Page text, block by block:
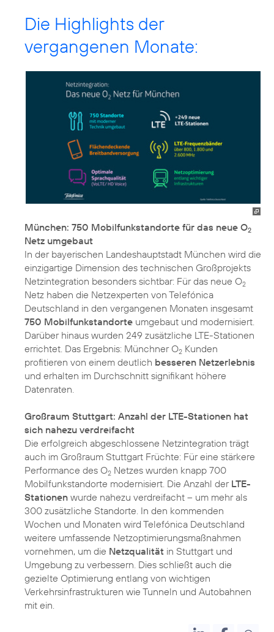
Die Highlights der
vergangenen Monate:
München: 750 Mobilfunkstandorte für das neue O2
Netz umgebaut
In der bayerischen Landeshauptstadt München wird die
einzigartige Dimension des technischen Großprojekts
Netzintegration besonders sichtbar: Für das neue O2
Netz haben die Netzexperten von Telefónica
Deutschland in den vergangenen Monaten insgesamt
750 Mobilfunkstandorte umgebaut und modernisiert.
Darüber hinaus wurden 249 zusätzliche LTE-Stationen
errichtet. Das Ergebnis: Münchner O2 Kunden
profitieren von einem deutlich besseren Netzerlebnis
und erhalten im Durchschnitt signifikant höhere
Datenraten.
Großraum Stuttgart: Anzahl der LTE-Stationen hat
sich nahezu verdreifacht
Die erfolgreich abgeschlossene Netzintegration trägt
auch im Großraum Stuttgart Früchte: Für eine stärkere
Performance des O2 Netzes wurden knapp 700
Mobilfunkstandorte modernisiert. Die Anzahl der LTE-
Stationen wurde nahezu verdreifacht – um mehr als
300 zusätzliche Standorte. In den kommenden
Wochen und Monaten wird Telefónica Deutschland
weitere umfassende Netzoptimierungsmaßnahmen
vornehmen, um die Netzqualität in Stuttgart und
Umgebung zu verbessern. Dies schließt auch die
gezielte Optimierung entlang von wichtigen
Verkehrsinfrastrukturen wie Tunneln und Autobahnen
mit ein.